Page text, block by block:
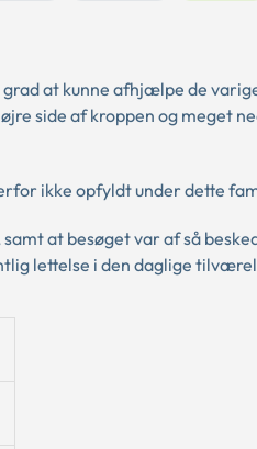
at kunne afhjælpe de
side af kroppen og meget
ikke opfyldt under dette
at besøget var af så
lettelse i den daglige